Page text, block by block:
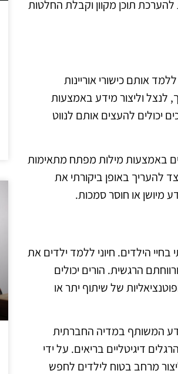
תוכן מקוון וקבלת החלטות
אותם כישורי אוריינות
לנצל וליצור מידע באמצעות
יכולים להעצים אותם לנווט
באמצעות מילות מפתח מתאימות
להעריך באופן ביקורתי את
מיושן או חוסר סמכות.
הילדים. חיוני ללמד ילדים את
הרגשית. הורים יכולים
של שיתוף יתר או
המשותף במדיה החברתית
דיגיטליים בריאים. על ידי
מרחב בטוח לילדים לחפש